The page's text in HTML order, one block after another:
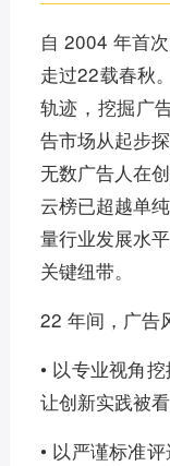
自 2004 年首
走过22载春秋
轨迹，挖掘广
告市场从起步
无数广告人在
云榜已超越单
量行业发展水
关键纽带。
22 年间，广告
• 以专业视角
让创新实践被看
• 以严谨标准